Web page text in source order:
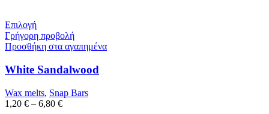
Επιλογή
Γρήγορη προβολή
Προσθήκη στα αγαπημένα
White Sandalwood
Wax melts, Snap Bars
1,20 € – 6,80 €